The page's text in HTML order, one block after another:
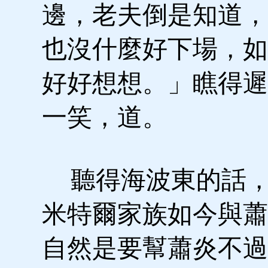
邊，老夫倒是知道
也沒什麼好下場，
好好想想。」瞧得
一笑，道。
聽得海波東的話
米特爾家族如今與
自然是要幫蕭炎不